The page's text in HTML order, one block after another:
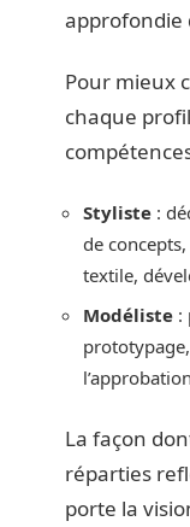
approfondie
Pour mieux
chaque
Styliste :
de
textile,
Modéliste :
La façon
réparties
porte la